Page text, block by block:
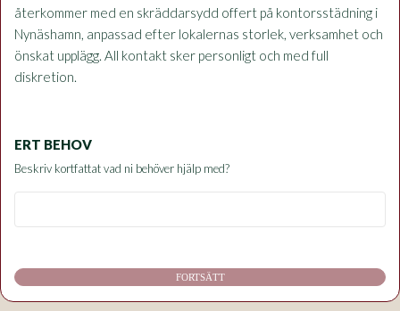
återkommer med en skräddarsydd offert på kontorsstädning i
Nynäshamn, anpassad efter lokalernas storlek, verksamhet och
önskat upplägg. All kontakt sker personligt och med full
diskretion.
ERT BEHOV
Beskriv kortfattat vad ni behöver hjälp med?
FORTSÄTT